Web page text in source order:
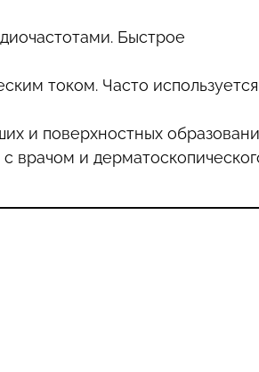
Быстрое
током. Часто используется
и поверхностных
врачом и